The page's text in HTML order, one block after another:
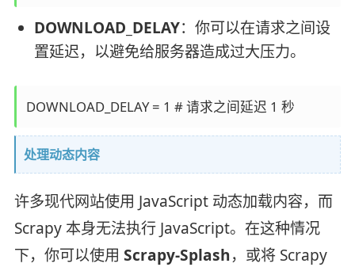
DOWNLOAD_DELAY：你可以在请求之间设
置延迟，以避免给服务器造成过大压力。
DOWNLOAD_DELAY = 1 # 请求之间延迟 1 秒
处理动态内容
许多现代网站使用 JavaScript 动态加载内容，而
Scrapy 本身无法执行 JavaScript。在这种情况
下，你可以使用 Scrapy-Splash，或将 Scrapy